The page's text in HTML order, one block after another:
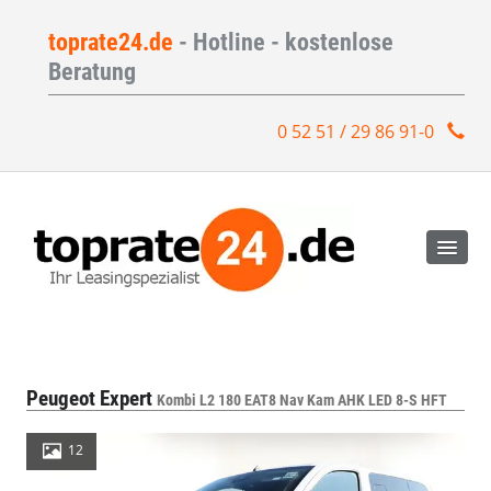
toprate24.de - Hotline - kostenlose
Beratung
0 52 51 / 29 86 91-0
Peugeot Expert Kombi L2 180 EAT8 Nav Kam AHK LED 8-S HFT
12